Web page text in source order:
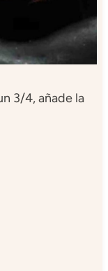
3/4, añade la